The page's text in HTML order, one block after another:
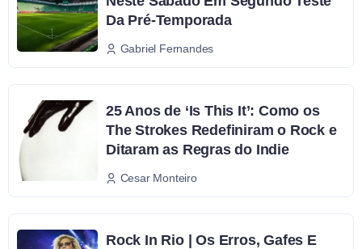
Da Pré-Temporada
Gabriel Fernandes
25 Anos de ‘Is This It’: Como os
The Strokes Redefiniram o Rock e
Ditaram as Regras do Indie
Cesar Monteiro
Rock In Rio | Os Erros, Gafes E